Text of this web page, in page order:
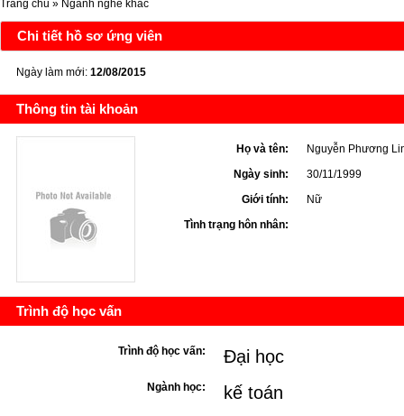
Trang chủ » Ngành nghề khác
Chi tiết hồ sơ ứng viên
Ngày làm mới: 12/08/2015
Thông tin tài khoản
Họ và tên:
Nguyễn Phương
Ngày sinh:
30/11/1999
Giới tính:
Nữ
Tình trạng hôn nhân:
Trình độ học vấn
Trình độ học vấn: Đại học
Ngành học: kế toán